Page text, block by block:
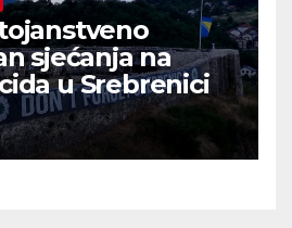
sjećanja na
u Srebrenici